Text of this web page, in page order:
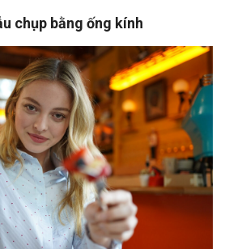
chụp bằng ống kính